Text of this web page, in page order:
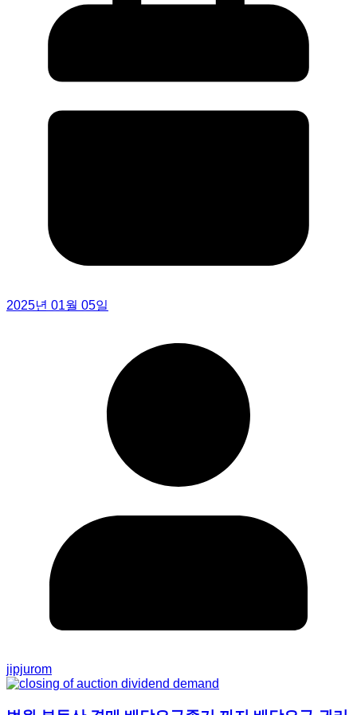
2025년 01월 05일
jipjurom